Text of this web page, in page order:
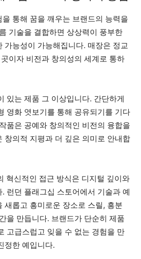
통해 꿈을 깨우는 브랜드의 능력을
기술을 결합하면 상상력이 풍부한
가능성이 가능해집니다. 매장은 정교
이자 비전과 창의성의 세계로 통하
있는 제품 그 이상입니다. 간단하게
영화 엿보기를 통해 공유되기를 기다
품은 공예와 창의적인 비전의 융합을
창의적 지평과 더 깊은 의미로 안내합
혁신적인 접근 방식은 디지털 깊이와
런던 플래그십 스토어에서 기술과 예
새롭고 흥미로운 장소로 스릴, 흥분
을 만듭니다. 브랜드가 단순히 제품
고급스럽고 잊을 수 없는 경험을 만
정한 예입니다.